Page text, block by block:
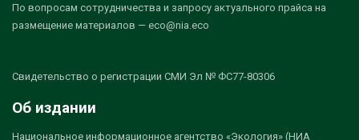
По вопросам сотрудничества и запросу актуального прайса на
размещение материалов — eco@nia.eco
Свидетельство о регистрации СМИ Эл № ФС77-80306
Об издании
Национальное информационное агентство «Экология» (НИА